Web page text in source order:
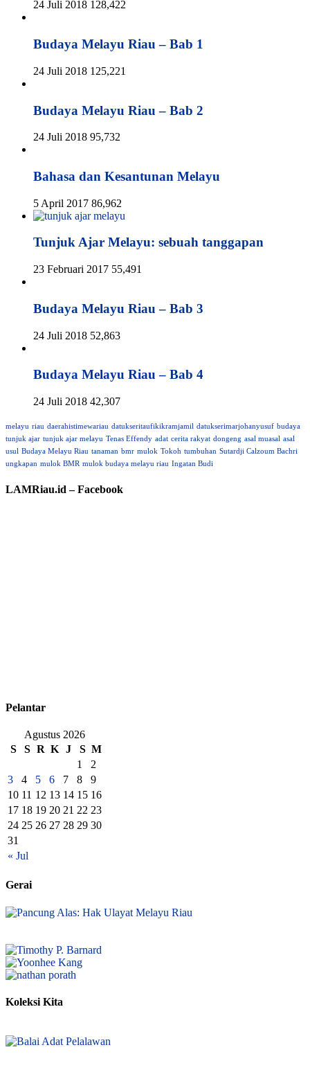
24 Juli 2018 128,422
Budaya Melayu Riau – Bab 1
24 Juli 2018 125,221
Budaya Melayu Riau – Bab 2
24 Juli 2018 95,732
Bahasa dan Kesantunan Melayu
5 April 2017 86,962
Tunjuk Ajar Melayu: sebuah tanggapan
23 Februari 2017 55,491
Budaya Melayu Riau – Bab 3
24 Juli 2018 52,863
Budaya Melayu Riau – Bab 4
24 Juli 2018 42,307
melayu riau daerahistimewariau datukseritaufikikramjamil datukserimarjohanyusuf budaya
tunjuk ajar tunjuk ajar melayu Tenas Effendy adat cerita rakyat dongeng asal muasal asal
usul Budaya Melayu Riau tanaman bmr mulok Tokoh tumbuhan Sutardji Calzoum Bachri
ungkapan mulok BMR mulok budaya melayu riau Ingatan Budi
LAMRiau.id – Facebook
Pelantar
Agustus 2026
S
S R K J S M
« Jul
1
2
3
4 5 6 7 8
9
10 11 12 13 14 15 16
17 18 19 20 21 22 23
24 25 26 27 28 29 30
31
Gerai
Koleksi Kita